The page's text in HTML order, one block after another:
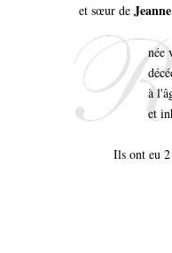
et sœur de Jeanne
née
à
et
Ils ont eu